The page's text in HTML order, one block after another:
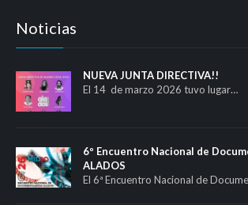
Noticias
NUEVA JUNTA DIRECTIVA!!
El 14 de marzo 2026 tuvo lugar…
6º Encuentro Nacional de
ALADOS
El 6ª Encuentro Nacional de